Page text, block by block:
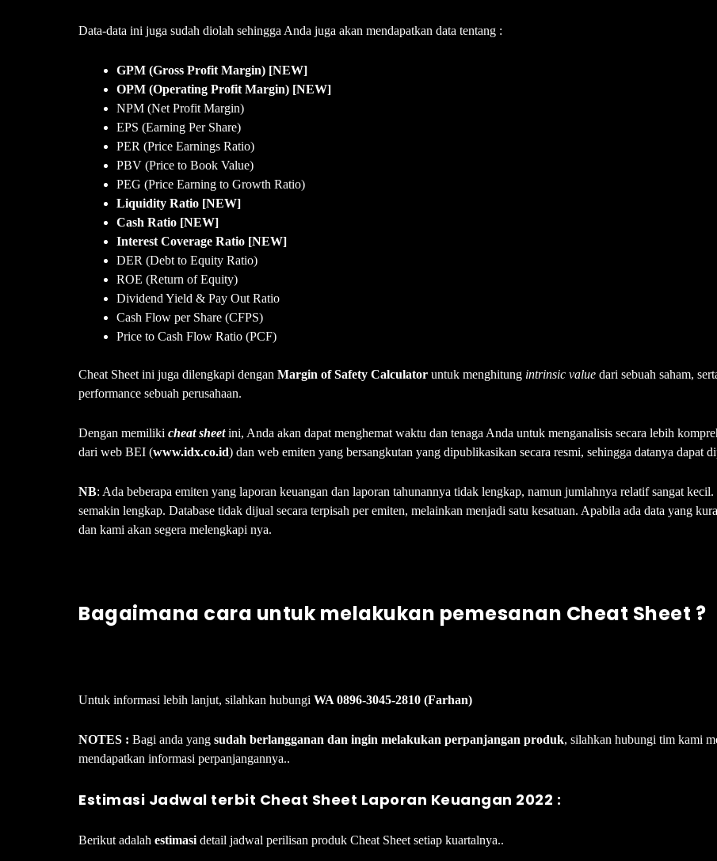
Data-data ini juga sudah diolah sehingga Anda juga akan mendapatkan data tentang :
GPM (Gross Profit Margin) [NEW]
OPM (Operating Profit Margin) [NEW]
NPM (Net Profit Margin)
EPS (Earning Per Share)
PER (Price Earnings Ratio)
PBV (Price to Book Value)
PEG (Price Earning to Growth Ratio)
Liquidity Ratio [NEW]
Cash Ratio [NEW]
Interest Coverage Ratio [NEW]
DER (Debt to Equity Ratio)
ROE (Return of Equity)
Dividend Yield & Pay Out Ratio
Cash Flow per Share (CFPS)
Price to Cash Flow Ratio (PCF)
Cheat Sheet ini juga dilengkapi dengan Margin of Safety Calculator untuk menghitung intrinsic value dari sebuah saham,
performance sebuah perusahaan.
Dengan memiliki cheat sheetini, Anda akan dapat menghemat waktu dan tenaga Anda untuk menganalisis secara lebih
dari web BEI (www.idx.co.id) dan web emiten yang bersangkutan yang dipublikasikan secara resmi, sehingga datanya dapat
NB: Ada beberapa emiten yang laporan keuangan dan laporan tahunannya tidak lengkap, namun jumlahnya relatif sangat
semakin lengkap. Database tidak dijual secara terpisah per emiten, melainkan menjadi satu kesatuan. Apabila ada data yang
dan kami akan segera melengkapi nya.
Bagaimana cara untuk melakukan pemesanan Cheat Sheet ?
Untuk informasi lebih lanjut, silahkan hubungi WA 0896-3045-2810 (Farhan)
NOTES : Bagi anda yang sudah berlangganan dan ingin melakukan perpanjangan produk, silahkan hubungi tim kami
mendapatkan informasi perpanjangannya..
Estimasi Jadwal terbit Cheat Sheet Laporan Keuangan 2022 :
Berikut adalah estimasi detail jadwal perilisan produk Cheat Sheet setiap kuartalnya..